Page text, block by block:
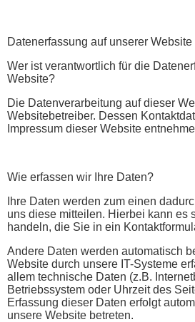
Datenerfassung auf unserer Website
Wer ist verantwortlich für die
Website?
Die Datenverarbeitung auf dieser
Websitebetreiber. Dessen
Impressum dieser Website
Wie erfassen wir Ihre Daten?
Ihre Daten werden zum einen
uns diese mitteilen. Hierbei kann es
handeln, die Sie in ein
Andere Daten werden automatisch
Website durch unsere IT-Systeme
allem technische Daten (z.B.
Betriebssystem oder Uhrzeit des
Erfassung dieser Daten erfolgt
unsere Website betreten.